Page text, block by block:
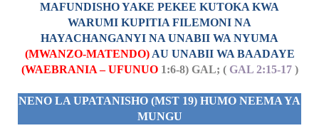
MAFUNDISHO YAKE PEKEE KUTOKA KWA
WARUMI KUPITIA FILEMONI NA
HAYACHANGANYI NA UNABII WA NYUMA
(MWANZO-MATENDO) AU UNABII WA BAADAYE
(WAEBRANIA – UFUNUO 1:6-8) GAL; ( GAL 2:15-17)
NENO LA UPATANISHO (MST 19) HUMO NEEMA YA
MUNGU